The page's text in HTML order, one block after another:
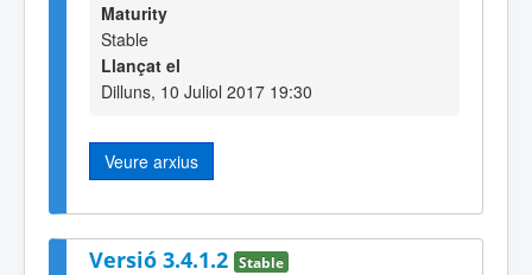
Maturity
Stable
Llançat el
Dilluns, 10 Juliol 2017 19:30
Veure arxius
Versió 3.4.1.2 Stable